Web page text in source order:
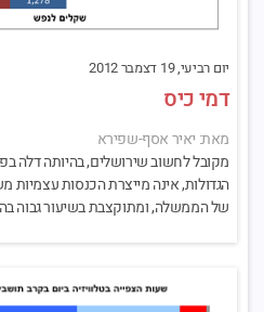
יום רביעי, 19 דצמבר 2012
דמי כיס
מאת: יאיר אסף-שפירא
מקובל לחשוב שירושלים, בהיותה דלה
הגדולות, אינה מייצרת הכנסות
של הממשלה, ומתוקצבת בשיעור גבוה